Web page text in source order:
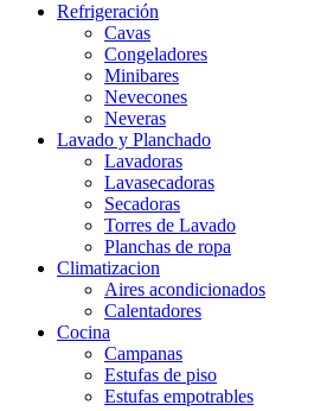
Refrigeración
Cavas
Congeladores
Minibares
Nevecones
Neveras
Lavado y Planchado
Lavadoras
Lavasecadoras
Secadoras
Torres de Lavado
Planchas de ropa
Climatizacion
Aires acondicionados
Calentadores
Cocina
Campanas
Estufas de piso
Estufas empotrables